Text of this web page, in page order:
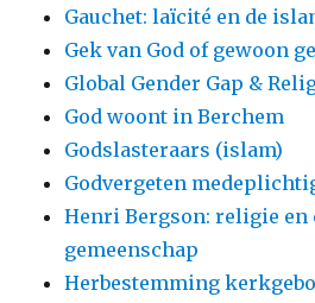
Gauchet: laïcité en de
Gek van God of gewoon
Global Gender Gap &
God woont in Berchem
Godslasteraars (islam)
Godvergeten
Henri Bergson: religie en
gemeenschap
Herbestemming